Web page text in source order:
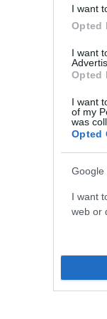
I want
Opted
I want
Opted
I want
of my
was
Opted
Google
I want
web or